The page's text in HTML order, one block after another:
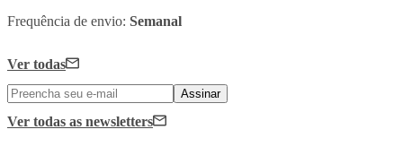
Frequência de envio: Semanal
Ver todas
Assinar
Ver todas as newsletters